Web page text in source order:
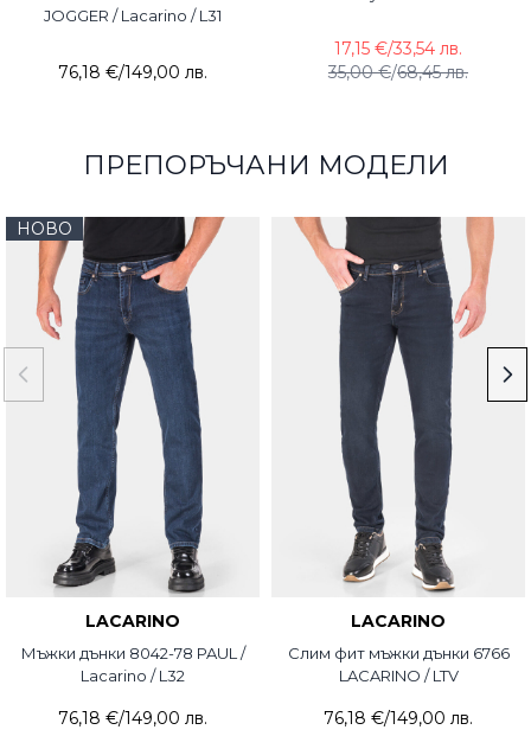
JOGGER / Lacarino / L31
76,18 €/149,00 лв. 35,00 €/68,45 лв.
17,15 €/33,54 лв.
ПРЕПОРЪЧАНИ МОДЕЛИ
НОВО
LACARINO
Мъжки дънки 8042-78 PAUL /
Lacarino / L32
76,18 €/149,00 лв.
LACARINO
Слим фит мъжки дънки 6766
LACARINO / LTV
76,18 €/149,00 лв.